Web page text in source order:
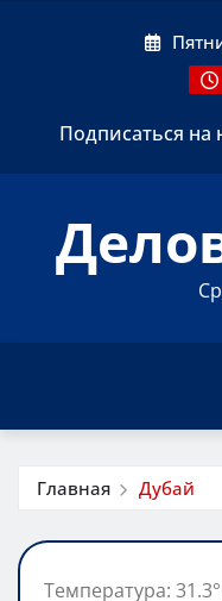
Подписаться на
Главная Дубай
Температура: